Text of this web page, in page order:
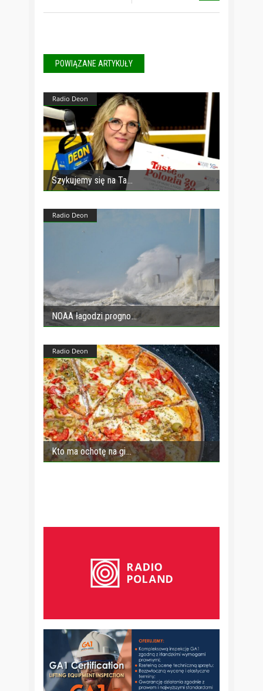
POWIĄZANE ARTYKUŁY
Radio Deon
Szykujemy się na Ta
Radio Deon
NOAA łagodzi progno
Radio Deon
Kto ma ochotę na gi